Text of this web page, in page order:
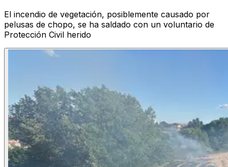
El incendio de vegetación, posiblemente causado por
pelusas de chopo, se ha saldado con un voluntario de
Protección Civil herido